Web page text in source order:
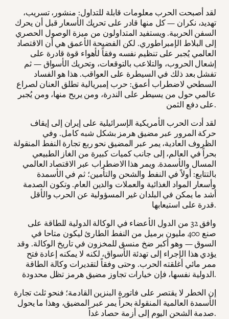
لقد أصبحت الحرب معلومات قابلة للتداول: منشور، تسريب،
تهديد، نكران — كل منها قادر على تحريك الأسعار قبل أن يحرك
السفن الحربية. ويستفيد المتداولون من ميزة الوصول الحصري
إلى البلاط الإمبراطوري. لكن الفضيحة الأعمق هي أن الاقتصاد
العالمي يُجبر على تنظيم نفسه وفقاً لأهواء قوة قادرة على
إشعال الحروب، والتلاعب بالتوقعات، وتحريك الأسواق — ثم
تفشل بعد ذلك في السيطرة على العواقب. هذا هو الفساد
السطحي لاضطراب أعمق: حرب إمبريالية تطلق العنان لصراع
عالمي حول من يسيطر على الندرة، ومن يربح منها، ومن يُجبر
على دفع الثمن.
لقد أدت الحرب الأمريكية الإسرائيلية على إيران إلى إيقاف
حركة المرور عبر مضيق هرمز بشكل شبه كامل. وفي
الظروف العادية، يمر عبر المضيق نحو ربع تجارة النفط المنقولة
بحراً في العالم، إلى جانب كميات كبيرة من الغاز الطبيعي
المسال والأسمدة. ويمر هذا الاضطراب عبر الاقتصاد العالمي
بالتتابع: أولاً في النفط والشحن والتأمين؛ ثم في الأسمدة
وأسعار المواد الغذائية والعملات والدين العام. وتكون الصدمة
أشد ما يمكن في البلدان غير المسؤولية عن الحرب والأقل
قدرة على استيعابها.
وافق 32 من الدول الأعضاء في الوكالة الدولية للطاقة على
صنع 400 مليون برميل من النفط الطارئ ليكون متاحا في
السوق — وهو أكبر ضخ منسق للمخزون في تاريخ الوكالة. وقد
يؤدي هذا الإجراء إلى تهدئة الأسواق، لكنه لا يمكنه إعادة فتح
ممر مائي أغلقته الحرب. وحتى وفقاً لتقديرات وكالة الطاقة
الدولية نفسها، فإن خيارات تجاوز مضيق هرمز تظل محدودة.
إن الخطر لا يقتصر على فاتورة البنزين القادمة؛ فنحو ثلث تجارة
الأسمدة العالمية المنقولة بحراً يمر عبر المضيق، وهذا ما يحول
صدمة الشحن اليوم إلى أزمة حصاد غداً.